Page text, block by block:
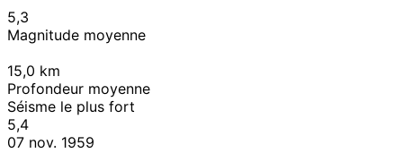
5,3
Magnitude moyenne
15,0 km
Profondeur moyenne
Séisme le plus fort
5,4
07 nov. 1959